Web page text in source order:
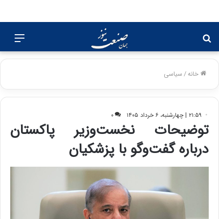
برای
خانه/سیاسی
۲۱:۵۹ | چهارشنبه، ۶ خرداد ۱۴۰۵ ۰
توضیحات نخست‌وزیر پاکستان
درباره گفت‌وگو با پزشکیان